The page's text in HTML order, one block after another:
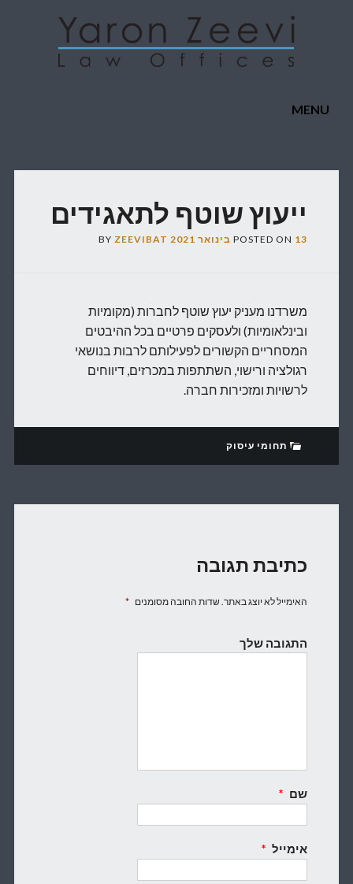
Main menu
MENU
ייעוץ שוטף לתאגידים
POSTED ON 13 בינואר 2021 BY ZEEVIBAT
משרדנו מעניק יעוץ שוטף לחברות (מקומיות
ובינלאומיות) ולעסקים פרטיים בכל ההיבטים
המסחריים הקשורים לפעילותם לרבות בנושאי
רגולציה ורישוי, השתתפות במכרזים, דיווחים
לרשויות ומזכירות חברה.
תחומי עיסוק
כתיבת תגובה
האימייל לא יוצג באתר.שדות החובה מסומנים *
התגובה שלך
שם *
אימייל *